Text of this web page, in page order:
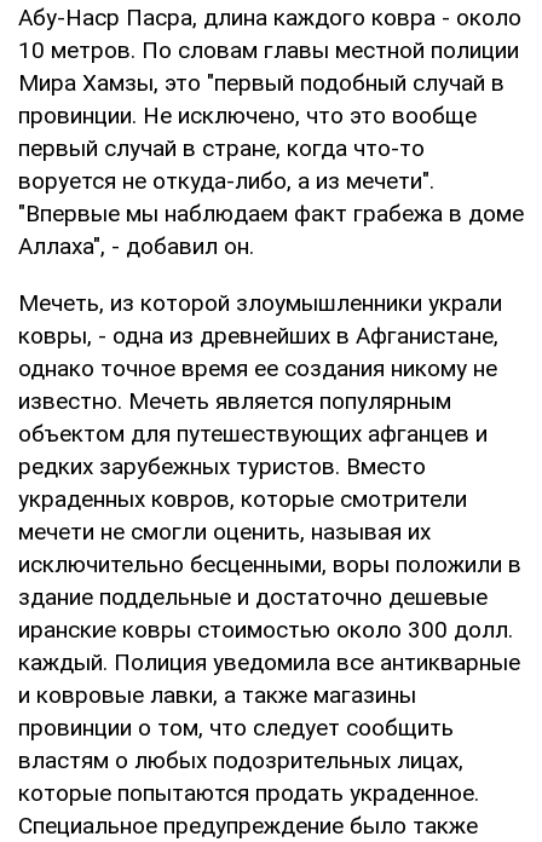
Абу-Наср Пасра, длина каждого ковра - около
10 метров. По словам главы местной полиции
Мира Хамзы, это "первый подобный случай в
провинции. Не исключено, что это вообще
первый случай в стране, когда что-то
воруется не откуда-либо, а из мечети".
"Впервые мы наблюдаем факт грабежа в доме
Аллаха", - добавил он.
Мечеть, из которой злоумышленники украли
ковры, - одна из древнейших в Афганистане,
однако точное время ее создания никому не
известно. Мечеть является популярным
объектом для путешествующих афганцев и
редких зарубежных туристов. Вместо
украденных ковров, которые смотрители
мечети не смогли оценить, называя их
исключительно бесценными, воры положили в
здание поддельные и достаточно дешевые
иранские ковры стоимостью около 300 долл.
каждый. Полиция уведомила все антикварные
и ковровые лавки, а также магазины
провинции о том, что следует сообщить
властям о любых подозрительных лицах,
которые попытаются продать украденное.
Специальное предупреждение было также